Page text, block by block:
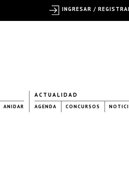
ANIDAR
ACTUALIDAD
AGENDA CONCURSOS
INGRESAR /